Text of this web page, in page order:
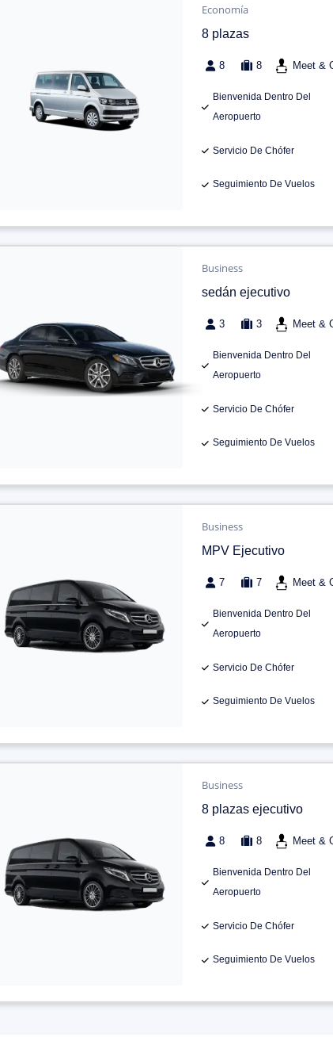
Economía
8 plazas
8 8 Meet &
Bienvenida Dentro Del
Aeropuerto
Servicio De Chófer
Seguimiento De Vuelos
Business
sedán ejecutivo
3 3 Meet &
Bienvenida Dentro Del
Aeropuerto
Servicio De Chófer
Seguimiento De Vuelos
Business
MPV Ejecutivo
7 7 Meet &
Bienvenida Dentro Del
Aeropuerto
Servicio De Chófer
Seguimiento De Vuelos
Business
8 plazas ejecutivo
8 8 Meet &
Bienvenida Dentro Del
Aeropuerto
Servicio De Chófer
Seguimiento De Vuelos